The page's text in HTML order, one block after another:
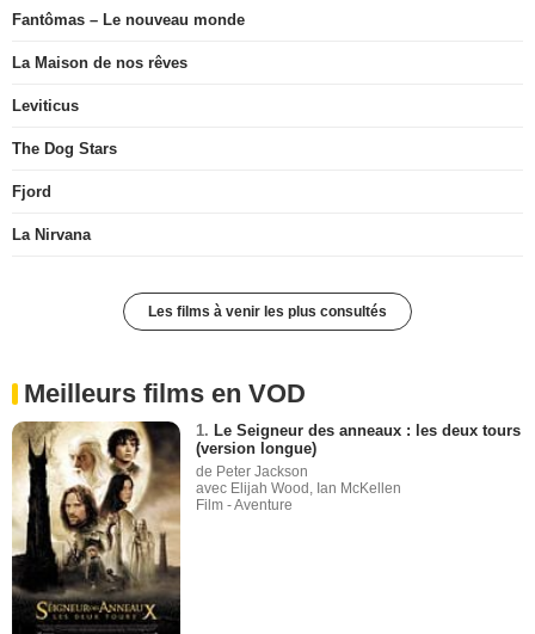
Fantômas – Le nouveau monde
La Maison de nos rêves
Leviticus
The Dog Stars
Fjord
La Nirvana
Les films à venir les plus consultés
Meilleurs films en VOD
1. Le Seigneur des anneaux : les deux tours
(version longue)
de Peter Jackson
avec Elijah Wood, Ian McKellen
Film - Aventure